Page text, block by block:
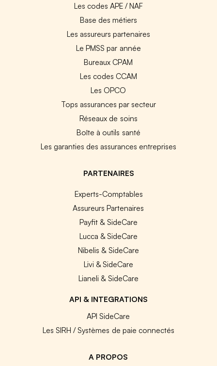
Les codes APE / NAF
Base des métiers
Les assureurs partenaires
Le PMSS par année
Bureaux CPAM
Les codes CCAM
Les OPCO
Tops assurances par secteur
Réseaux de soins
Boîte à outils santé
Les garanties des assurances entreprises
PARTENAIRES
Experts-Comptables
Assureurs Partenaires
Payfit & SideCare
Lucca & SideCare
Nibelis & SideCare
Livi & SideCare
Lianeli & SideCare
API & INTEGRATIONS
API SideCare
Les SIRH / Systèmes de paie connectés
A PROPOS